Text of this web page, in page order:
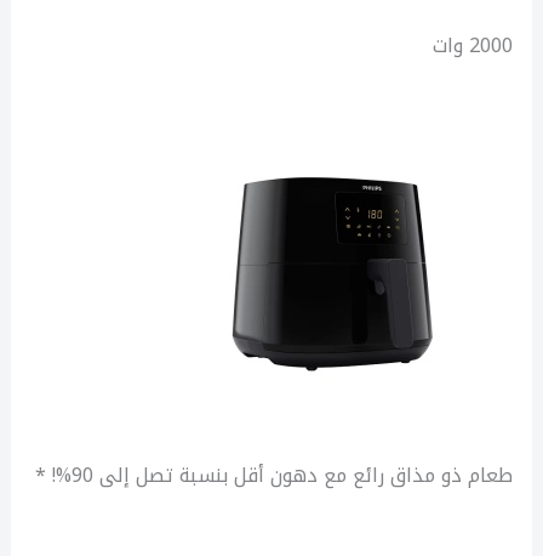
2000 وات
طعام ذو مذاق رائع مع دهون أقل بنسبة تصل إلى 90%! *